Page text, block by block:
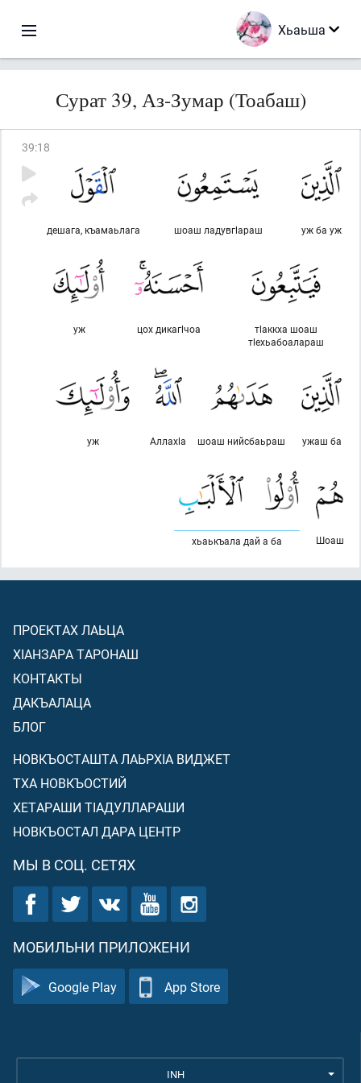
Хьаьша
Сурат 39, Аз-Зумар (Тоабаш)
39:18
уж ба уж
шоаш ладувгlараш
дешага, къамаьлага
тlаккха шоаш
тlехьабоалараш
цох дикагlчоа
уж
ужаш ба
шоаш нийсбаьраш
Аллахlа
уж
Шоаш
хьаькъала дай а ба
ПРОЕКТАХ ЛАЬЦА
ХIАНЗАРА ТАРОНАШ
КОНТАКТЫ
ДАКЪАЛАЦА
БЛОГ
НОВКЪОСТАШТА ЛАЬРХIА ВИДЖЕТ
ТХА НОВКЪОСТИЙ
ХЕТАРАШИ ТIАДУЛЛАРАШИ
НОВКЪОСТАЛ ДАРА ЦЕНТР
МЫ В СОЦ. СЕТЯХ
МОБИЛЬНИ ПРИЛОЖЕНИ
Google Play App Store
INH